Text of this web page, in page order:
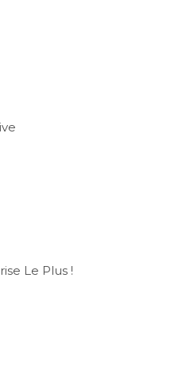
Le Plus !